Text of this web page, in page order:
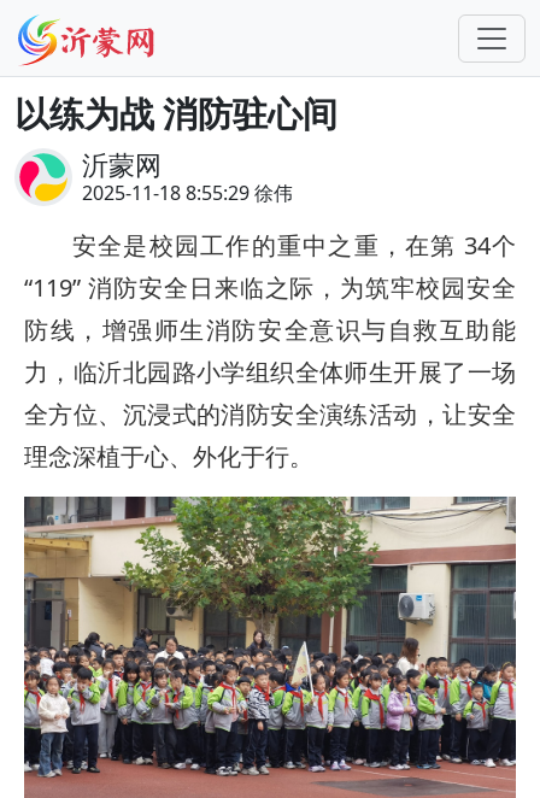
以练为战 消防驻心间
沂蒙网
2025-11-18 8:55:29 徐伟
安全是校园工作的重中之重，在第 34个
“119” 消防安全日来临之际，为筑牢校园安全
防线，增强师生消防安全意识与自救互助能
力，临沂北园路小学组织全体师生开展了一场
全方位、沉浸式的消防安全演练活动，让安全
理念深植于心、外化于行。